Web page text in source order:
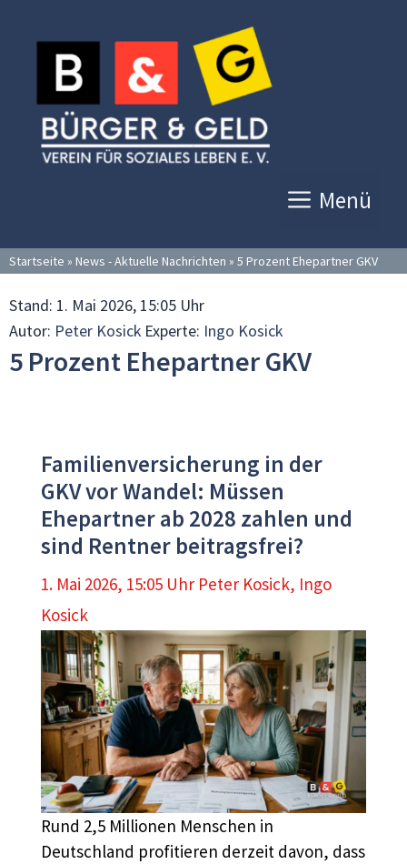
Inhalt
springen
Menü
Startseite » News - Aktuelle Nachrichten » 5 Prozent Ehepartner GKV
Stand: 1. Mai 2026, 15:05 Uhr
Autor: Peter Kosick Experte: Ingo Kosick
5 Prozent Ehepartner GKV
Familienversicherung in der
GKV vor Wandel: Müssen
Ehepartner ab 2028 zahlen und
sind Rentner beitragsfrei?
1. Mai 2026, 15:05 Uhr Peter Kosick, Ingo
Kosick
Rund 2,5 Millionen Menschen in
Deutschland profitieren derzeit davon, dass